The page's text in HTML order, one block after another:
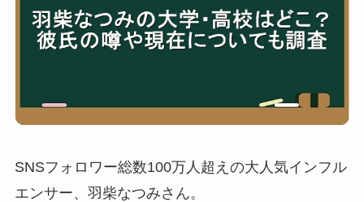
SNSフォロワー総数100万人超えの大人気インフル
エンサー、羽柴なつみさん。